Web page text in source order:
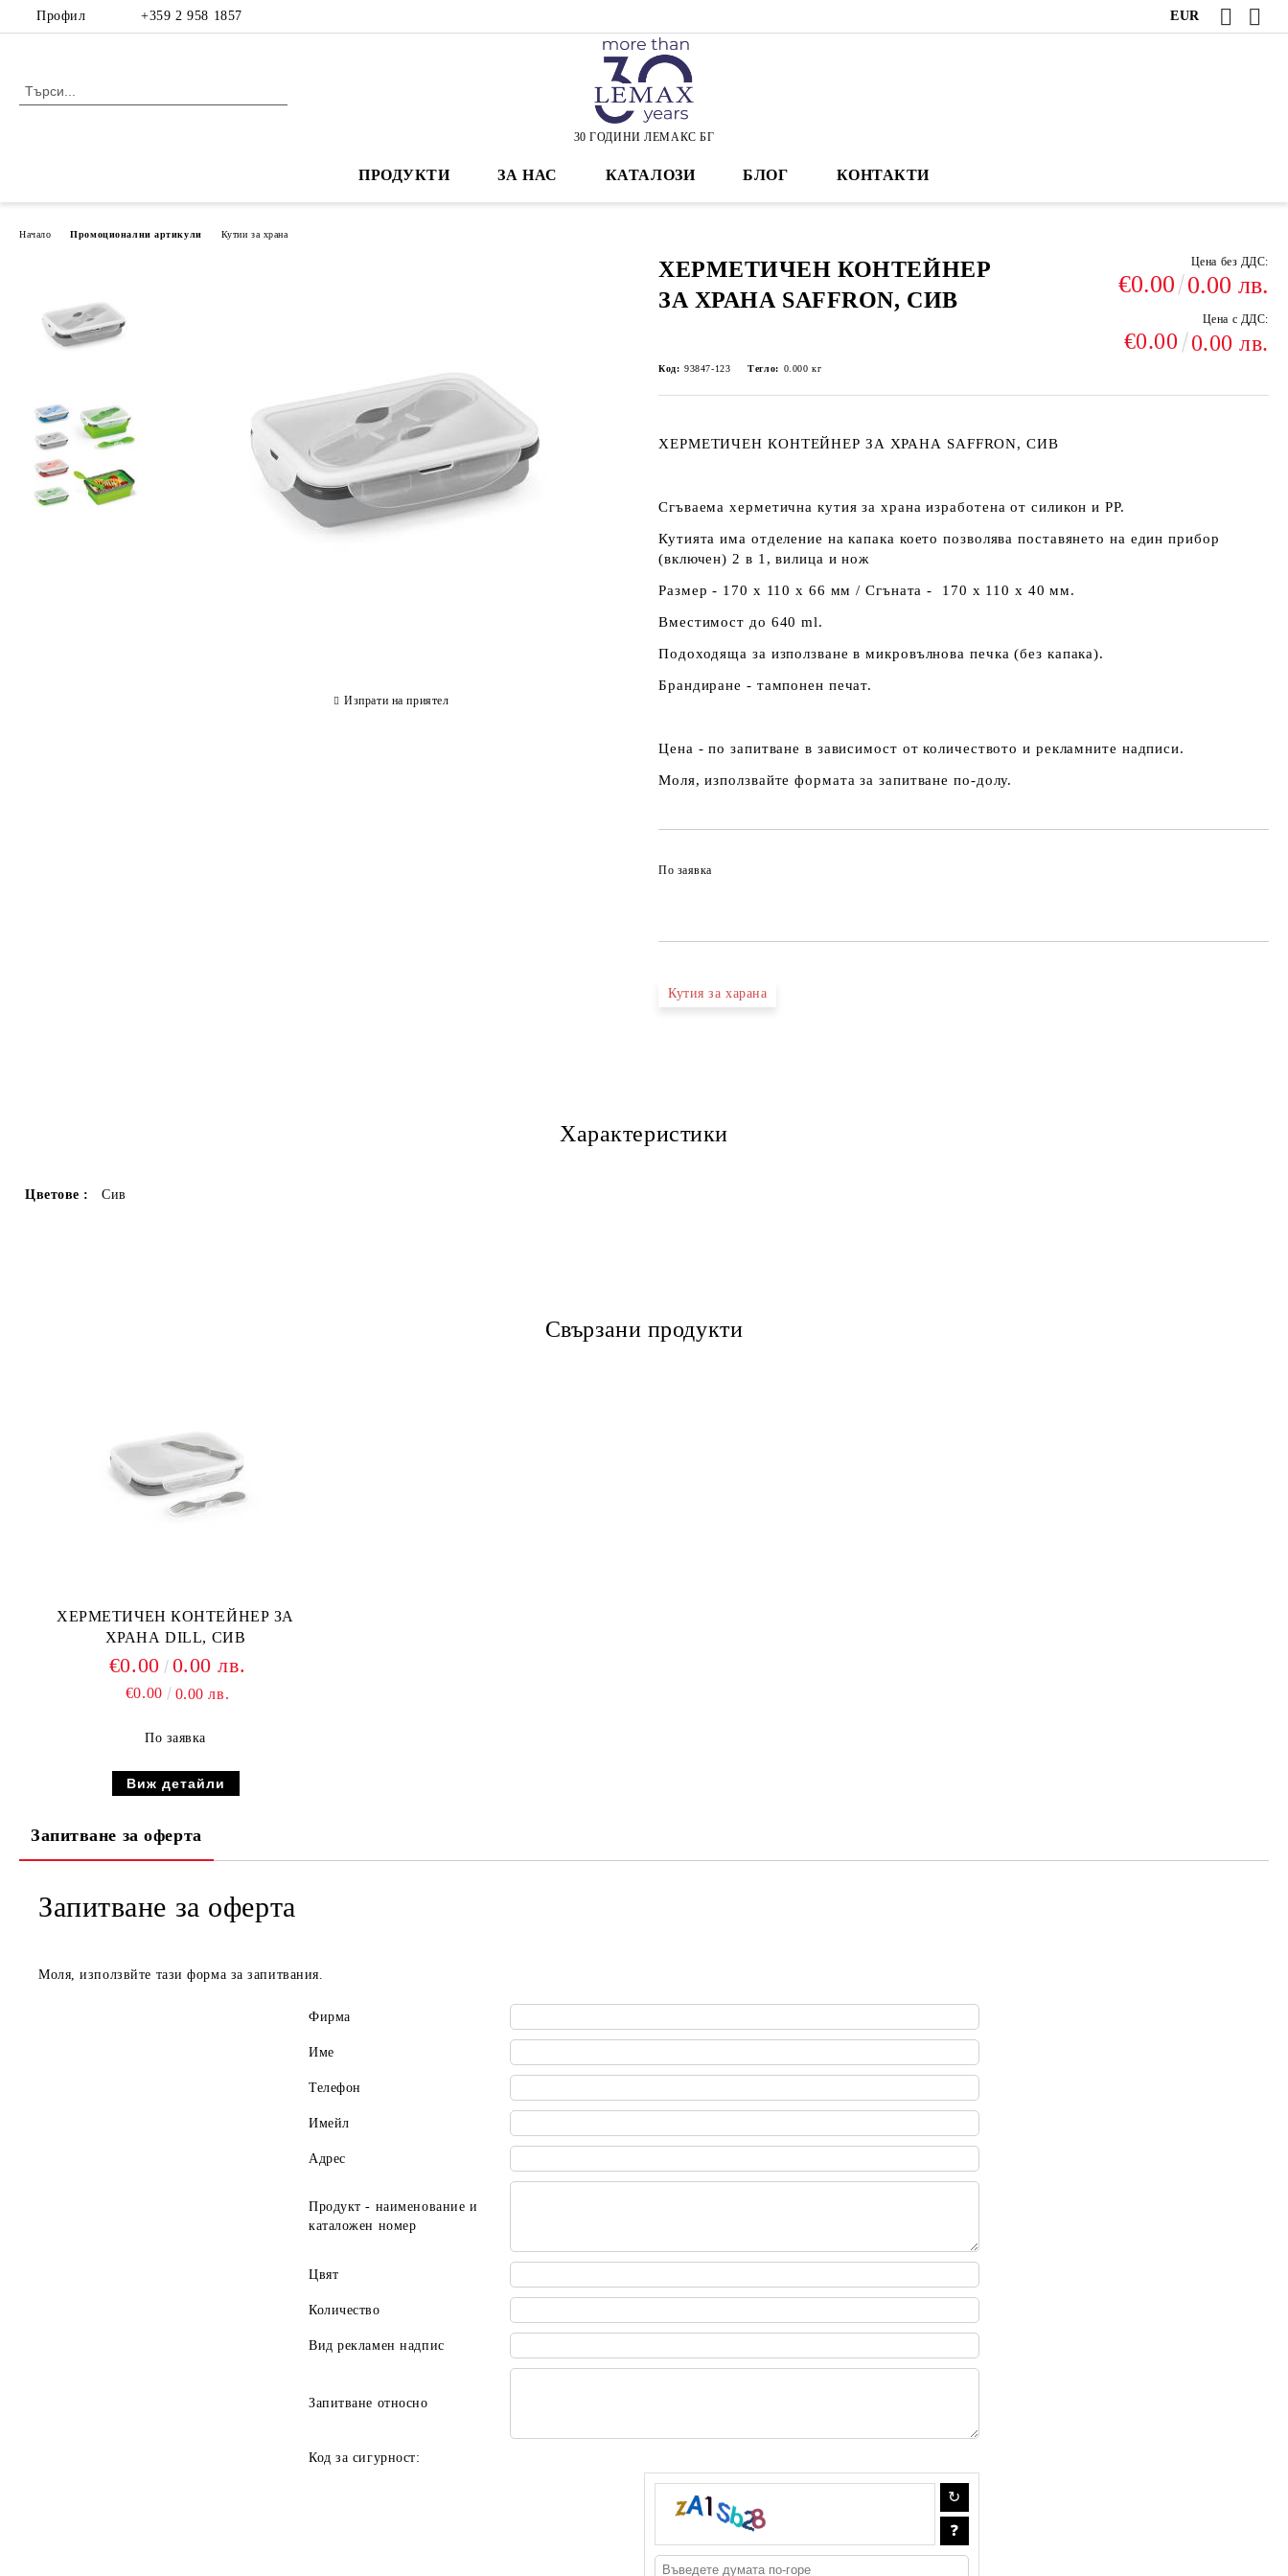
Профил +359 2 958 1857 EUR
30 ГОДИНИ ЛЕМАКС БГ
ПРОДУКТИ ЗА НАС КАТАЛОЗИ БЛОГ КОНТАКТИ
Начало Промоционални артикули Кутии за храна
ХЕРМЕТИЧЕН КОНТЕЙНЕР
ЗА ХРАНА SAFFRON, СИВ
Цена без ДДС:
€0.00 0.00 лв.
Цена с ДДС:
€0.00 0.00 лв.
Код: 93847-123 Тегло: 0.000 кг
ХЕРМЕТИЧЕН КОНТЕЙНЕР ЗА ХРАНА SAFFRON, СИВ
Сгъваема херметична кутия за храна изработена от силикон и PP.
Кутията има отделение на капака което позволява поставянето на един прибор
(включен) 2 в 1, вилица и нож
Размер - 170 x 110 x 66 мм / Сгъната - 170 x 110 x 40 мм.
Вместимост до 640 ml.
Подоходяща за използване в микровълнова печка (без капака).
Брандиране - тампонен печат.
Цена - по запитване в зависимост от количеството и рекламните надписи.
Моля, използвайте формата за запитване по-долу.
По заявка
Кутия за харана
Изпрати на приятел
Характеристики
Цветове : Сив
Свързани продукти
ХЕРМЕТИЧЕН КОНТЕЙНЕР ЗА
ХРАНА DILL, СИВ
€0.00 0.00 лв.
€0.00 0.00 лв.
По заявка
Виж детайли
Запитване за оферта
Запитване за оферта
Моля, използвйте тази форма за запитвания.
Фирма
Име
Телефон
Имейл
Адрес
Продукт - наименование и
каталожен номер
Цвят
Количество
Вид рекламен надпис
Запитване относно
Код за сигурност: